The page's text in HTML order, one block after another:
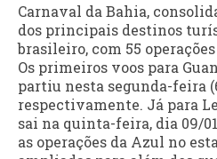
Carnaval da Bahia,
dos principais destinos
brasileiro, com 55
Os primeiros voos para
partiu nesta segunda-feira
respectivamente. Já para
sai na quinta-feira, dia 09/
as operações da Azul no